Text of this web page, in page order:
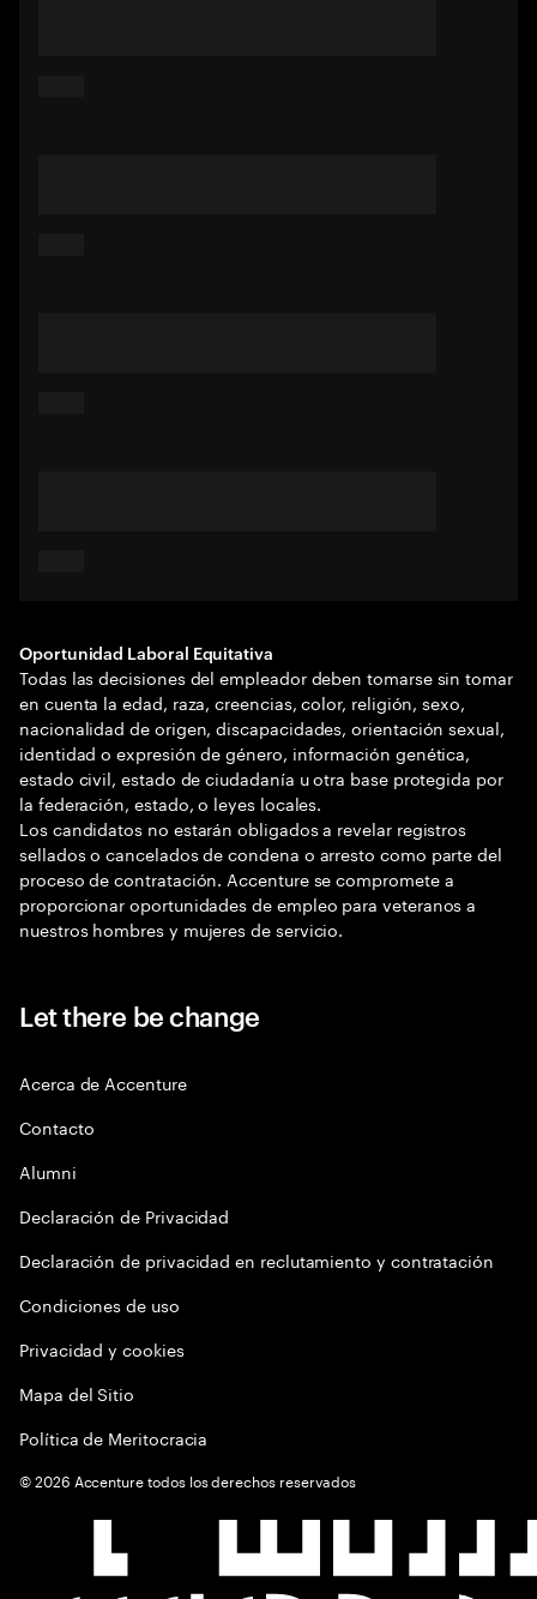
Oportunidad Laboral Equitativa
Todas las decisiones del empleador deben tomarse sin tomar
en cuenta la edad, raza, creencias, color, religión, sexo,
nacionalidad de origen, discapacidades, orientación sexual,
identidad o expresión de género, información genética,
estado civil, estado de ciudadanía u otra base protegida por
la federación, estado, o leyes locales.
Los candidatos no estarán obligados a revelar registros
sellados o cancelados de condena o arresto como parte del
proceso de contratación. Accenture se compromete a
proporcionar oportunidades de empleo para veteranos a
nuestros hombres y mujeres de servicio.
Let there be change
Acerca de Accenture
Contacto
Alumni
Declaración de Privacidad
Declaración de privacidad en reclutamiento y contratación
Condiciones de uso
Privacidad y cookies
Mapa del Sitio
Política de Meritocracia
©2026 Accenture todos los derechos reservados